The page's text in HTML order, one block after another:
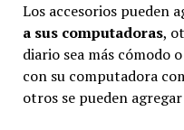
Los accesorios pueden
a sus computadoras,
diario sea más cómodo
con su computadora
otros se pueden